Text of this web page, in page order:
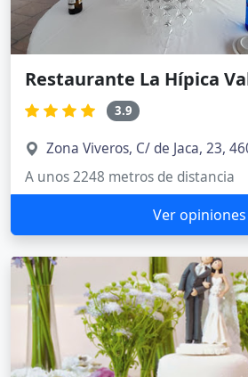
Restaurante La Hípica
3.9
Zona Viveros, C/ de Jaca, 23,
A unos 2248 metros de distancia
Ver opiniones